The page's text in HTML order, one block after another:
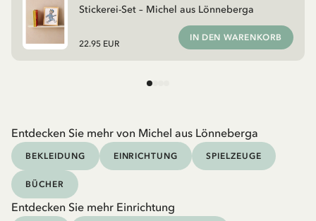
Stickerei-Set – Michel aus Lönneberga
22.95 EUR
IN DEN WARENKORB
Entdecken Sie mehr von Michel aus Lönneberga
BEKLEIDUNG EINRICHTUNG SPIELZEUGE
BÜCHER
Entdecken Sie mehr Einrichtung